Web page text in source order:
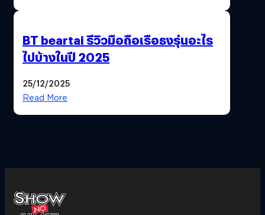
BT beartai รีวิวมือถือเรือธงรุ่นอะไร
ไปบ้างในปี 2025
25/12/2025
Read More